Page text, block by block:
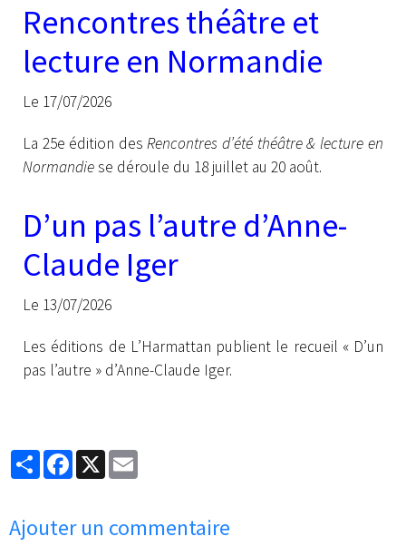
Rencontres théâtre et
lecture en Normandie
Le 17/07/2026
La 25e édition des Rencontres d’été théâtre & lecture en
Normandiese déroule du 18 juillet au 20 août.
D’un pas l’autre d’Anne-
Claude Iger
Le 13/07/2026
Les éditions de L’Harmattan publient le recueil « D’un
pas l’autre » d’Anne-Claude Iger.
PartagerFacebook
X
Ajouter un commentaire